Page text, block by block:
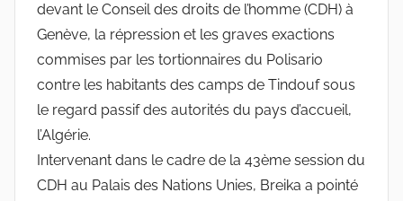
devant le Conseil des droits de l’homme (CDH) à
Genève, la répression et les graves exactions
commises par les tortionnaires du Polisario
contre les habitants des camps de Tindouf sous
le regard passif des autorités du pays d’accueil,
l’Algérie.
Intervenant dans le cadre de la 43ème session du
CDH au Palais des Nations Unies, Breika a pointé